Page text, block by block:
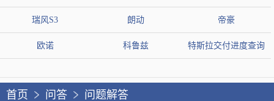
瑞风S3 朗动 帝豪
欧诺 科鲁兹 特斯拉交付进度查询
首页 问答 问题解答